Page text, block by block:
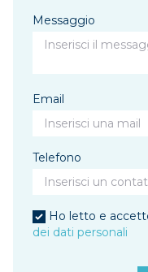
Messaggio
Email
Telefono
Ho letto e
dei dati personali